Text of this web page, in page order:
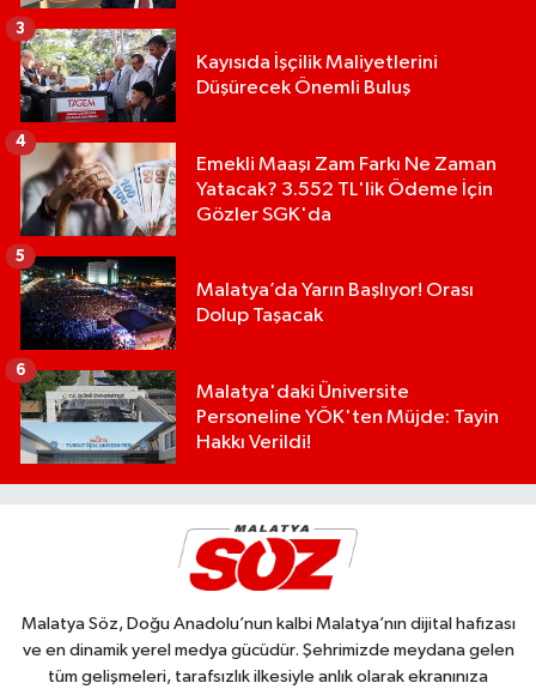
Kayısıda İşçilik Maliyetlerini
Düşürecek Önemli Buluş
3
Emekli Maaşı Zam Farkı Ne Zaman
Yatacak? 3.552 TL'lik Ödeme İçin
Gözler SGK'da
4
Malatya’da Yarın Başlıyor! Orası
Dolup Taşacak
5
Malatya'daki Üniversite
Personeline YÖK'ten Müjde: Tayin
Hakkı Verildi!
6
Malatya Söz, Doğu Anadolu’nun kalbi Malatya’nın dijital hafızası
ve en dinamik yerel medya gücüdür. Şehrimizde meydana gelen
tüm gelişmeleri, tarafsızlık ilkesiyle anlık olarak ekranınıza